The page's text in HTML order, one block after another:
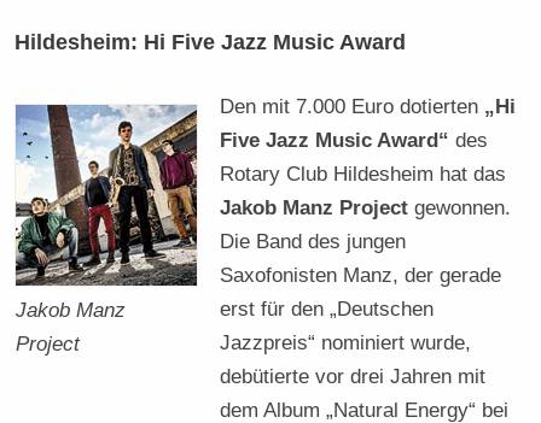
Hildesheim: Hi Five Jazz Music Award
Jakob Manz
Project
Den mit 7.000 Euro dotierten „Hi
Five Jazz Music Award“ des
Rotary Club Hildesheim hat das
Jakob Manz Project gewonnen.
Die Band des jungen
Saxofonisten Manz, der gerade
erst für den „Deutschen
Jazzpreis“ nominiert wurde,
debütierte vor drei Jahren mit
dem Album „Natural Energy“ bei